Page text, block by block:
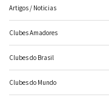
Artigos / Noticias
Clubes Amadores
Clubes do Brasil
Clubes do Mundo